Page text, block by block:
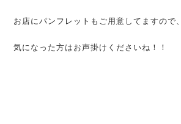
お店にパンフレットもご用意してますので、
気になった方はお声掛けくださいね！！